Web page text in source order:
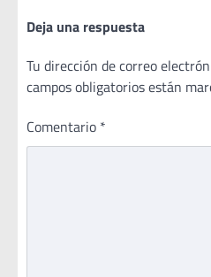
Deja una respuesta
Tu dirección de correo
campos obligatorios están
Comentario *